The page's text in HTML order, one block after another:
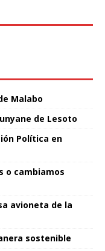
Malabo
de Lesoto
Política en
o cambiamos
avioneta de la
sostenible